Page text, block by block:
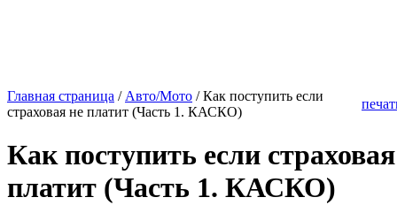
Главная страница / Авто/Мото / Как поступить если
страховая не платит (Часть 1. КАСКО)
Как поступить если
платит (Часть 1. КАСКО)